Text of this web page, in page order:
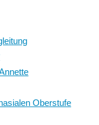
Oberstufe